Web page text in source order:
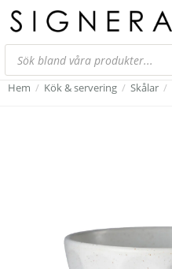
Hem / Kök & servering / Skålar /